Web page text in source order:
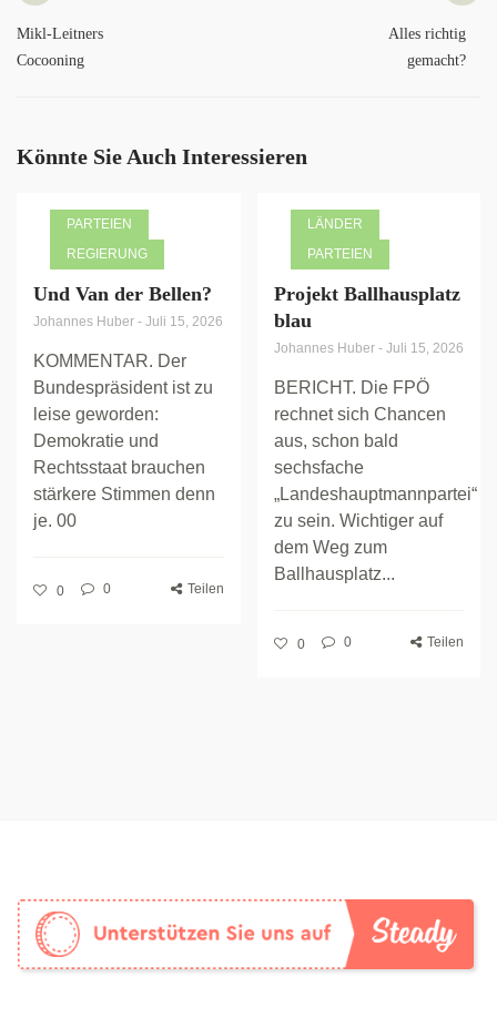
Mikl-Leitners
Cocooning
Alles richtig
gemacht?
Könnte Sie Auch Interessieren
PARTEIEN
REGIERUNG
Und Van der Bellen?
Johannes Huber - Juli 15, 2026
KOMMENTAR. Der
Bundespräsident ist zu
leise geworden:
Demokratie und
Rechtsstaat brauchen
stärkere Stimmen denn
je. 00
0 0 Teilen
LÄNDER
PARTEIEN
Projekt Ballhausplatz
blau
Johannes Huber - Juli 15, 2026
BERICHT. Die FPÖ
rechnet sich Chancen
aus, schon bald
sechsfache
„Landeshauptmannpartei“
zu sein. Wichtiger auf
dem Weg zum
Ballhausplatz...
0 0 Teilen